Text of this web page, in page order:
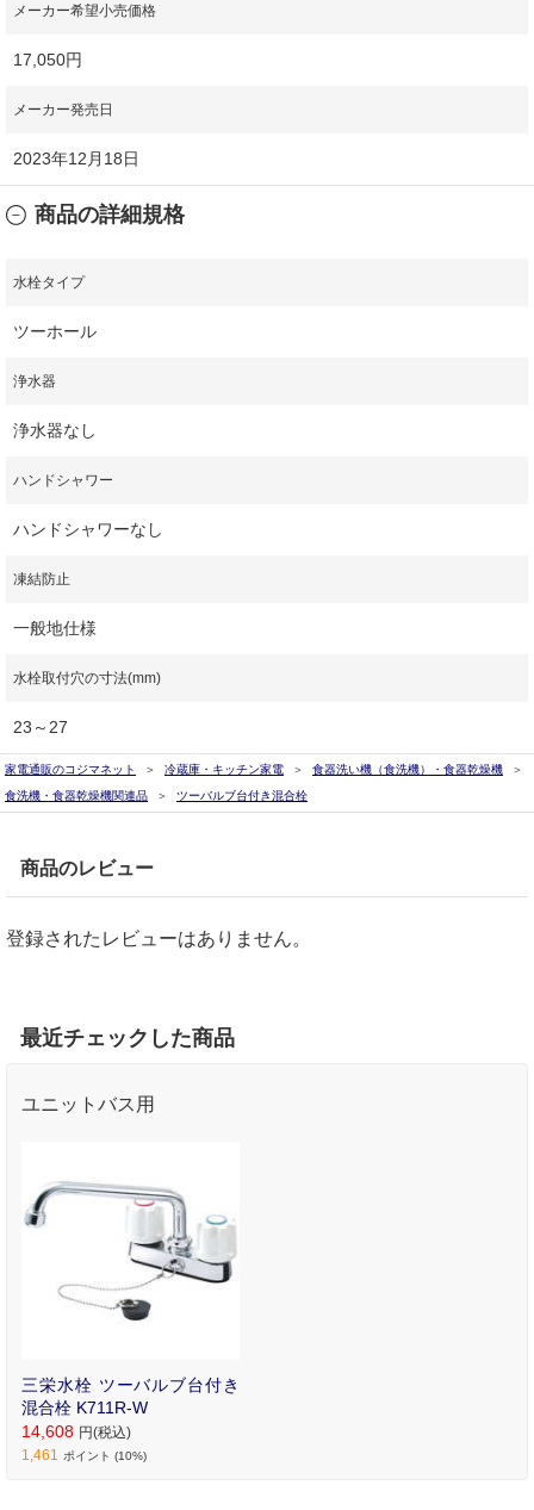
メーカー希望小売価格
17,050円
メーカー発売日
2023年12月18日
商品の詳細規格
水栓タイプ
ツーホール
浄水器
浄水器なし
ハンドシャワー
ハンドシャワーなし
凍結防止
一般地仕様
水栓取付穴の寸法(mm)
23～27
家電通販のコジマネット 冷蔵庫・キッチン家電
食器洗い機（食洗機）・食器乾燥機
食洗機・食器乾燥機関連品
ツーバルブ台付き混合栓
商品のレビュー
登録されたレビューはありません。
最近チェックした商品
ユニットバス用
三栄水栓 ツーバルブ台付き
混合栓 K711R-W
14,608 円(税込)
1,461 ポイント (10%)